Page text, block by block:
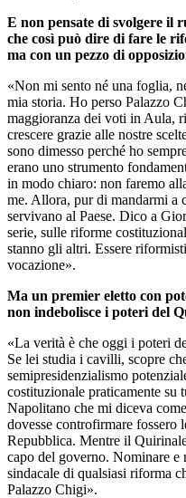
E non pensate di svolgere il
che così può dire di fare le
ma con un pezzo di
«Non mi sento né una foglia,
mia storia. Ho perso Palazzo
maggioranza dei voti in Aula,
crescere grazie alle nostre
sono dimesso perché ho
erano uno strumento
in modo chiaro: non faremo
me. Allora, pur di mandarmi a
servivano al Paese. Dico a
serie, sulle riforme
stanno gli altri. Essere
vocazione».
Ma un premier eletto con
non indebolisce i poteri del
«La verità è che oggi i poteri
Se lei studia i cavilli, scopre
semipresidenzialismo
costituzionale praticamente
Napolitano che mi diceva
dovesse controfirmare fossero
Repubblica. Mentre il
capo del governo. Nominare
sindacale di qualsiasi riforma
Palazzo Chigi».